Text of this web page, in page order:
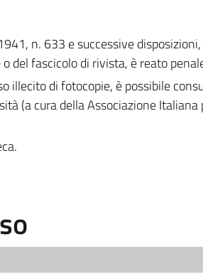
n. 633 e successive
del fascicolo di rivista, è reato
illecito di fotocopie, è possibile
(a cura della Associazione